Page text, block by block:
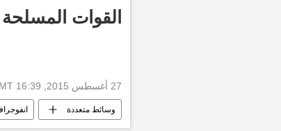
القوات
27 أغسطس 2015, 16:39 GMT
وسائط متعددة